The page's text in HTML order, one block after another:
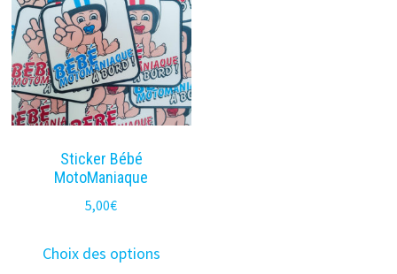
Sticker Bébé
MotoManiaque
5,00€
Choix des optionsproduit